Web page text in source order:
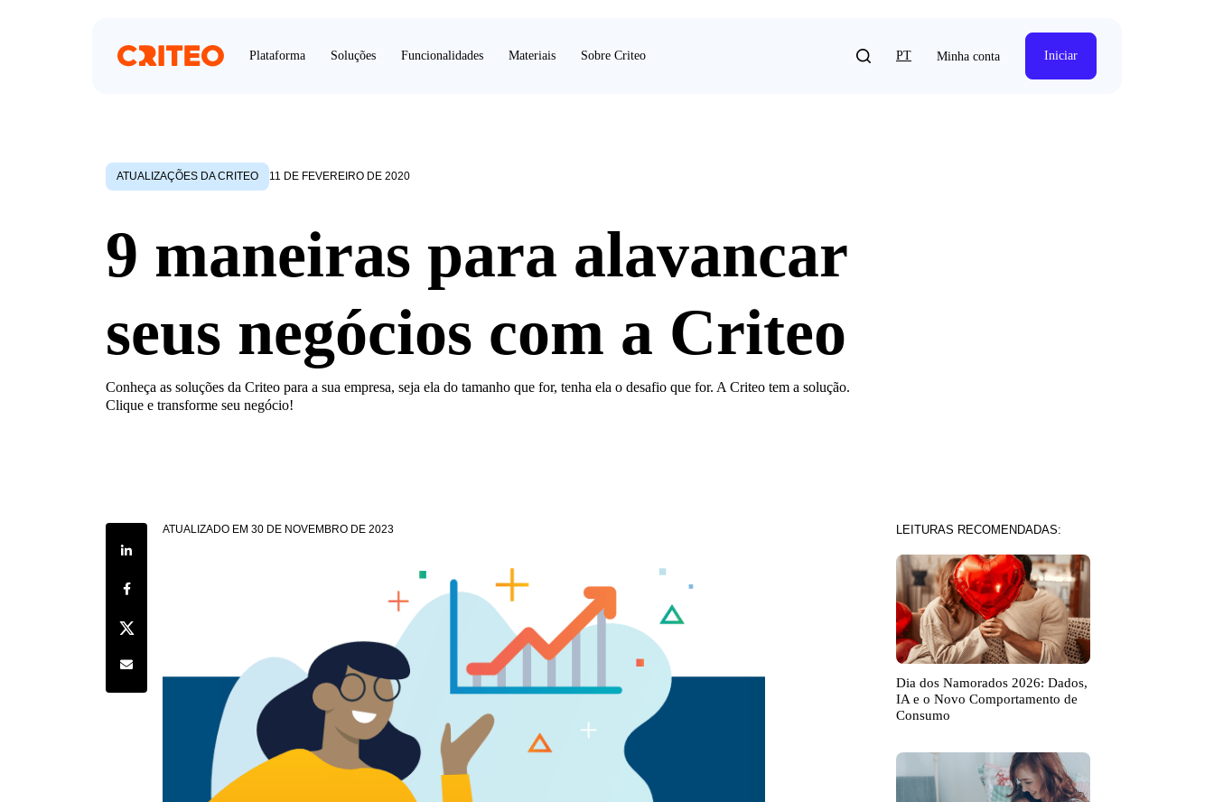
Plataforma Soluções Funcionalidades Materiais Sobre Criteo PT Minha conta Iniciar
ATUALIZAÇÕES DA CRITEO 11 DE FEVEREIRO DE 2020
9 maneiras para alavancar
seus negócios com a Criteo
Conheça as soluções da Criteo para a sua empresa, seja ela do tamanho que for, tenha ela o desafio que for. A Criteo tem a solução.
Clique e transforme seu negócio!
Share on LinkedIn
Share on Facebook
Share on Twitter
Share by e-mail
ATUALIZADO EM 30 DE NOVEMBRO DE 2023 LEITURAS RECOMENDADAS:
Dia dos Namorados 2026: Dados,
IA e o Novo Comportamento de
Consumo